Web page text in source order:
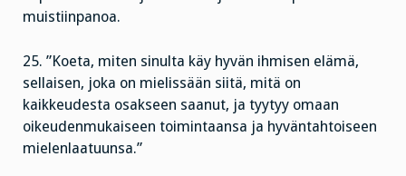
muistiinpanoa.
25. ”Koeta, miten sinulta käy hyvän ihmisen elämä,
sellaisen, joka on mielissään siitä, mitä on
kaikkeudesta osakseen saanut, ja tyytyy omaan
oikeudenmukaiseen toimintaansa ja hyväntahtoiseen
mielenlaatuunsa.”